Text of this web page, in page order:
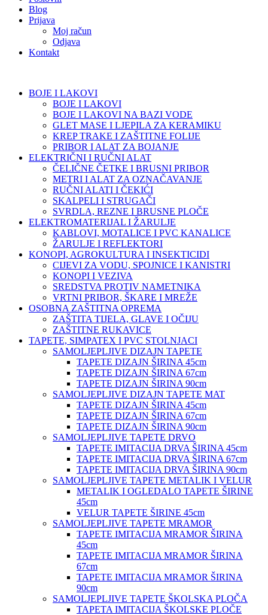
Blog
Prijava
Moj račun
Odjava
Kontakt
BOJE I LAKOVI
BOJE I LAKOVI
BOJE I LAKOVI NA BAZI VODE
GLET MASE I LJEPILA ZA KERAMIKU
KREP TRAKE I ZAŠTITNE FOLIJE
PRIBOR I ALAT ZA BOJANJE
ELEKTRIČNI I RUČNI ALAT
ČELIČNE ČETKE I BRUSNI PRIBOR
METRI I ALAT ZA OZNAČAVANJE
RUČNI ALATI I ČEKIĆI
SKALPELI I STRUGAČI
SVRDLA, REZNE I BRUSNE PLOČE
ELEKTROMATERIJAL I ŽARULJE
KABLOVI, MOTALICE I PVC KANALICE
ŽARULJE I REFLEKTORI
KONOPI, AGROKULTURA I INSEKTICIDI
CIJEVI ZA VODU, SPOJNICE I KANISTRI
KONOPI I VEZIVA
SREDSTVA PROTIV NAMETNIKA
VRTNI PRIBOR, ŠKARE I MREŽE
OSOBNA ZAŠTITNA OPREMA
ZAŠTITA TIJELA, GLAVE I OČIJU
ZAŠTITNE RUKAVICE
TAPETE, SIMPATEX I PVC STOLNJACI
SAMOLJEPLJIVE DIZAJN TAPETE
TAPETE DIZAJN ŠIRINA 45cm
TAPETE DIZAJN ŠIRINA 67cm
TAPETE DIZAJN ŠIRINA 90cm
SAMOLJEPLJIVE DIZAJN TAPETE MAT
TAPETE DIZAJN ŠIRINA 45cm
TAPETE DIZAJN ŠIRINA 67cm
TAPETE DIZAJN ŠIRINA 90cm
SAMOLJEPLJIVE TAPETE DRVO
TAPETE IMITACIJA DRVA ŠIRINA 45cm
TAPETE IMITACIJA DRVA ŠIRINA 67cm
TAPETE IMITACIJA DRVA ŠIRINA 90cm
SAMOLJEPLJIVE TAPETE METALIK I VELUR
METALIK I OGLEDALO TAPETE ŠIRINE
45cm
VELUR TAPETE ŠIRINE 45cm
SAMOLJEPLJIVE TAPETE MRAMOR
TAPETE IMITACIJA MRAMOR ŠIRINA
45cm
TAPETE IMITACIJA MRAMOR ŠIRINA
67cm
TAPETE IMITACIJA MRAMOR ŠIRINA
90cm
SAMOLJEPLJIVE TAPETE ŠKOLSKA PLOČA
TAPETA IMITACIJA ŠKOLSKE PLOČE